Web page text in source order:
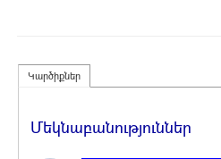
Կարծիքներ
Մեկնաբանություններ